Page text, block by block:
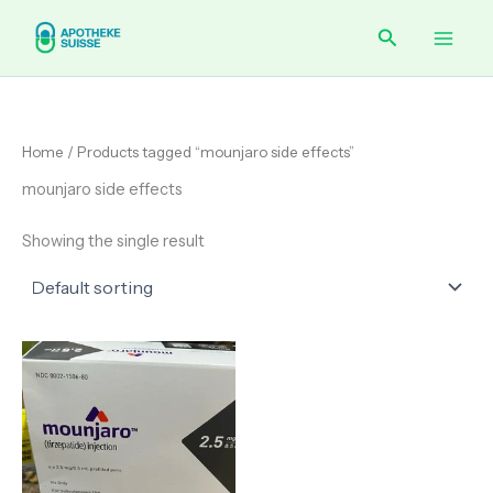
content
Search
Home / Products tagged “mounjaro side effects”
mounjaro side effects
Showing the single result
Price
range:
€ 260.00